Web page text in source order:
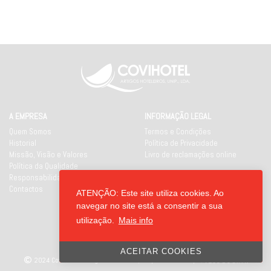
ATENÇÃO: Este site utiliza cookies. Ao
navegar no site está a consentir a sua
utilização.
Mais info
ACEITAR COOKIES
A EMPRESA
Quem Somos
Historial
Missão, Visão e Valores
Política da Qualidade
Responsabilidade Social
Contactos
INFORMAÇÃO LEGAL
Termos e Condições
Política de Privacidade
Livro de reclamações online
REDES SOCIAIS
2024 Covihotel - Artigos Hoteleiros, Unipessoal Lda